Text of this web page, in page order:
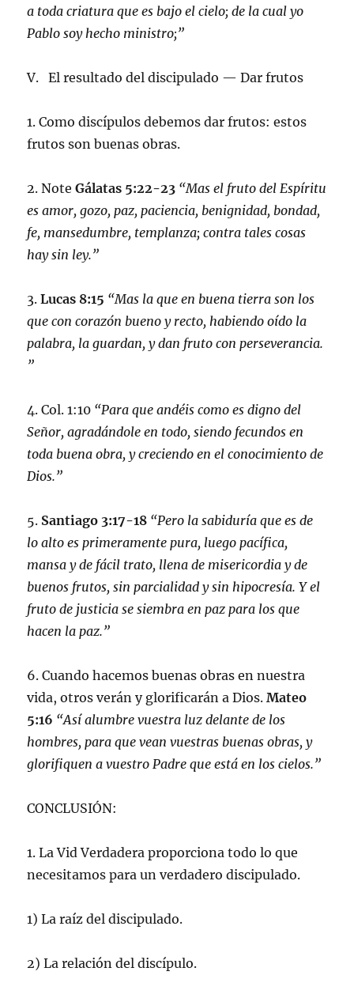
a toda criatura que es bajo el cielo; de la cual yo
Pablo soy hecho ministro;”
V. El resultado del discipulado — Dar frutos
1. Como discípulos debemos dar frutos: estos
frutos son buenas obras.
2. NoteGálatas 5:22-23 “Mas el fruto del Espíritu
es amor, gozo, paz, paciencia, benignidad, bondad,
fe, mansedumbre, templanza; contra tales cosas
hay sin ley.”
3.Lucas 8:15 “Mas la que en buena tierra son los
que con corazón bueno y recto, habiendo oído la
palabra, la guardan, y dan fruto con perseverancia.
”
4. Col. 1:10 “Para que andéis como es digno del
Señor, agradándole en todo, siendo fecundos en
toda buena obra, y creciendo en el conocimiento de
Dios.”
5. Santiago 3:17-18 “Pero la sabiduría que es de
lo alto es primeramente pura, luego pacífica,
mansa y de fácil trato, llena de misericordia y de
buenos frutos, sin parcialidad y sin hipocresía. Y el
fruto de justicia se siembra en paz para los que
hacen la paz.”
6. Cuando hacemos buenas obras en nuestra
vida, otros verán y glorificarán a Dios.Mateo
5:16 “Así alumbre vuestra luz delante de los
hombres, para que vean vuestras buenas obras, y
glorifiquen a vuestro Padre que está en los cielos.”
CONCLUSIÓN:
1. La Vid Verdadera proporciona todo lo que
necesitamos para un verdadero discipulado.
1) La raíz del discipulado.
2) La relación del discípulo.